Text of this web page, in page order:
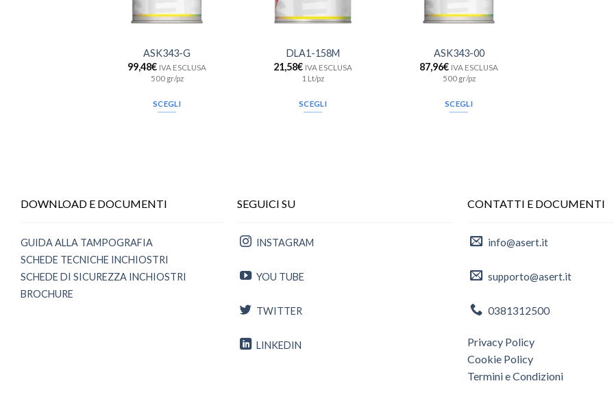
ASK343-G
99,48€ IVA ESCLUSA
500 gr/pz
SCEGLI
DLA1-158M
21,58€ IVA ESCLUSA
1 Lt/pz
SCEGLI
ASK343-00
87,96€ IVA ESCLUSA
500 gr/pz
SCEGLI
DOWNLOAD E DOCUMENTI
GUIDA ALLA TAMPOGRAFIA
SCHEDE TECNICHE INCHIOSTRI
SCHEDE DI SICUREZZA INCHIOSTRI
BROCHURE
SEGUICI SU
INSTAGRAM
YOU TUBE
TWITTER
LINKEDIN
CONTATTI E DOCUMENTI
info@asert.it
supporto@asert.it
0381312500
Privacy Policy
Cookie Policy
Termini e Condizioni